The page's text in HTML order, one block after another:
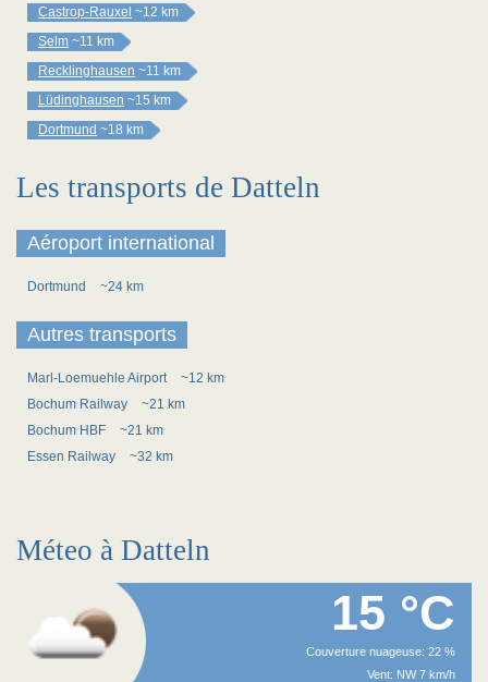
Castrop-Rauxel ~12 km
Selm ~11 km
Recklinghausen ~11 km
Lüdinghausen ~15 km
Dortmund ~18 km
Les transports de Datteln
Aéroport international
Dortmund ~24 km
Autres transports
Marl-Loemuehle Airport
~12 km
Bochum Railway
~21 km
Bochum HBF
~21 km
Essen Railway
~32 km
Méteo à Datteln
15 °C
Couverture nuageuse: 22 %
Vent: NW 7 km/h